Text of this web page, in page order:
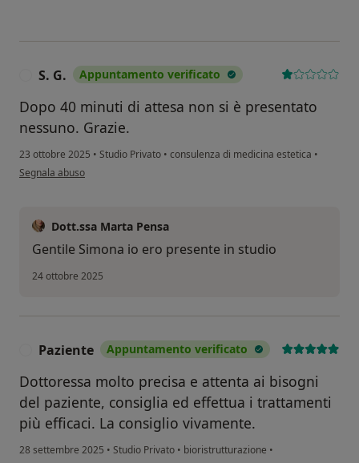
S. G. Appuntamento verificato
Dopo 40 minuti di attesa non si è presentato
nessuno. Grazie.
23 ottobre 2025 • Studio Privato • consulenza di medicina estetica •
secondo l'opinione dell'utente S. G.
Segnala abuso
Dott.ssa Marta Pensa
Gentile Simona io ero presente in studio
24 ottobre 2025
Paziente Appuntamento verificato
Dottoressa molto precisa e attenta ai bisogni
del paziente, consiglia ed effettua i trattamenti
più efficaci. La consiglio vivamente.
28 settembre 2025 • Studio Privato • bioristrutturazione •